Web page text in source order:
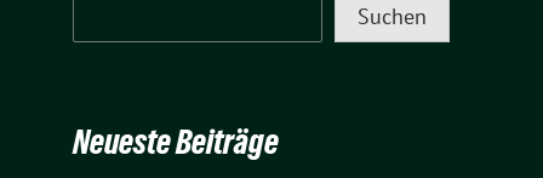
Suchen
Neueste Beiträge